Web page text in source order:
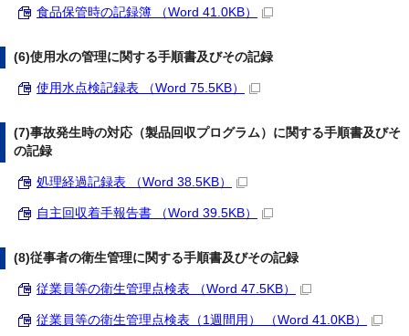
食品保管時の記録簿 （Word 41.0KB）
(6)使用水の管理に関する手順書及びその記録
使用水点検記録表 （Word 75.5KB）
(7)事故発生時の対応（製品回収プログラム）に関する手順書及びそ
の記録
処理経過記録表 （Word 38.5KB）
自主回収着手報告書 （Word 39.5KB）
(8)従事者の衛生管理に関する手順書及びその記録
従業員等の衛生管理点検表 （Word 47.5KB）
従業員等の衛生管理点検表（1週間用） （Word 41.0KB）